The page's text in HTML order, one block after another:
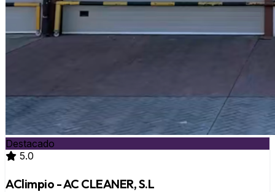
Destacado
5.0
AClimpio - AC CLEANER, S.L